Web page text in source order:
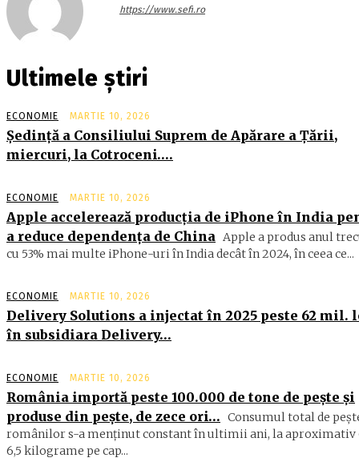
https://www.sefi.ro
Ultimele știri
ECONOMIE MARTIE 10, 2026
Şedinţă a Consiliului Suprem de Apărare a Ţării,
miercuri, la Cotroceni….
ECONOMIE MARTIE 10, 2026
Apple accelerează producția de iPhone în India
a reduce dependența de China Apple a produs anul
cu 53% mai multe iPhone-uri în India decât în 2024, în ceea ce...
ECONOMIE MARTIE 10, 2026
Delivery Solutions a injectat în 2025 peste 62 mil.
în subsidiara Delivery…
ECONOMIE MARTIE 10, 2026
România importă peste 100.000 de tone de peşte şi
produse din peşte, de zece ori… Consumul total de
ro­mâ­nilor s-a menţinut constant în ul­timii ani, la aproximativ
6,5 ki­lograme pe cap...